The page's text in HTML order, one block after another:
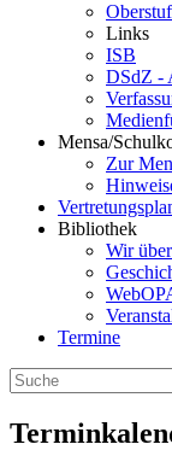
Links
ISB
DSdZ -
Mensa/
Zur
Bibliothek
Wir
Termine